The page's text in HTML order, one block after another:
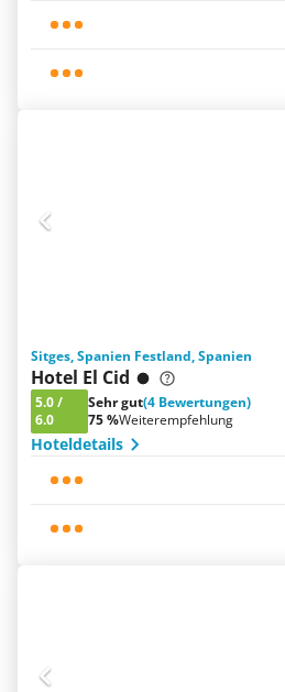
Sitges, Spanien Festland, Spanien
Hotel El Cid
5.0/
6.0
Sehr gut(4 Bewertungen)
75 %Weiterempfehlung
Hoteldetails